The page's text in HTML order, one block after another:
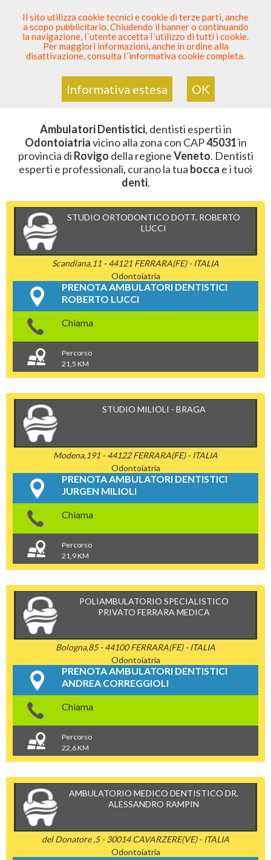
SEI DENTISTA? PARTECIPA
Sei QuiElenco Dentista Sicuro > Odontoiatria>
Ambulatori Dentistici>Veneto>Rovigo>CAP 45031
ZONA CON CAP 45031
Ambulatori Dentistici, dentisti esperti in
Odontoiatriavicino alla zona con CAP45031in
provincia di Rovigo della regioneVeneto. Dentisti
esperti e professionali, curano la tua bocca e i tuoi
denti.
STUDIO ORTODONTICO DOTT. ROBERTO
LUCCI
Scandiana,11 - 44121 FERRARA(FE) - ITALIA
Odontoiatria
PRENOTA AMBULATORI DENTISTICI
ROBERTO LUCCI
Chiama
Percorso
21,5 KM
STUDIO MILIOLI - BRAGA
Modena,191 - 44122 FERRARA(FE) - ITALIA
Odontoiatria
PRENOTA AMBULATORI DENTISTICI
JURGEN MILIOLI
Chiama
Percorso
21,9 KM
POLIAMBULATORIO SPECIALISTICO
PRIVATO FERRARA MEDICA
Bologna,85 - 44100 FERRARA(FE) - ITALIA
Odontoiatria
PRENOTA AMBULATORI DENTISTICI
ANDREA CORREGGIOLI
Chiama
Percorso
22,6 KM
AMBULATORIO MEDICO DENTISTICO DR.
ALESSANDRO RAMPIN
del Donatore ,5 - 30014 CAVARZERE(VE) - ITALIA
Odontoiatria
Il sito utilizza cookie tecnici e cookie di terze parti, anche
a scopo pubblicitario. Chiudendo il banner o continuando
la navigazione, l´utente accetta l´utilizzo di tutti i cookie.
Per maggiori informazioni, anche in ordine alla
disattivazione, consulta l´informativa cookie completa.
Informativa estesa OK